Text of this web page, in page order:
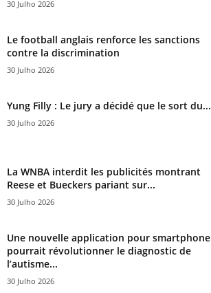
30 Julho 2026
Le football anglais renforce les sanctions
contre la discrimination
30 Julho 2026
Yung Filly : Le jury a décidé que le sort du...
30 Julho 2026
La WNBA interdit les publicités montrant
Reese et Bueckers pariant sur...
30 Julho 2026
Une nouvelle application pour smartphone
pourrait révolutionner le diagnostic de
l’autisme...
30 Julho 2026